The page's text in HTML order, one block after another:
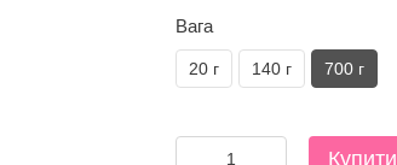
Вага
20 г 140 г 700 г
Купити